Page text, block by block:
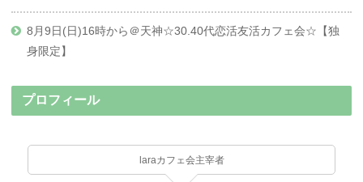
8月9日(日)16時から＠天神☆30.40代恋活友活カフェ会☆【独
身限定】
プロフィール
laraカフェ会主宰者